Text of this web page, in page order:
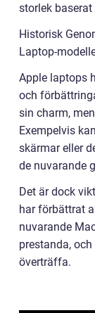
storlek
Historisk
Laptop-
Apple laptops
och
sin charm,
Exempelvis
skärmar eller
de nuvarande
Det är dock
har förbättrat
nuvarande
prestanda,
överträffa.